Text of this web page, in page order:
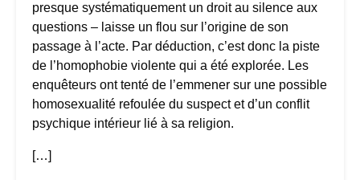
presque systématiquement un droit au silence aux
questions – laisse un flou sur l’origine de son
passage à l’acte. Par déduction, c’est donc la piste
de l’homophobie violente qui a été explorée. Les
enquêteurs ont tenté de l’emmener sur une possible
homosexualité refoulée du suspect et d’un conflit
psychique intérieur lié à sa religion.
[…]